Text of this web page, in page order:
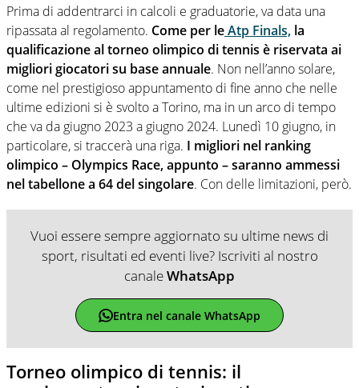
Prima di addentrarci in calcoli e graduatorie, va data una
ripassata al regolamento. Come per leAtp Finals, la
qualificazione al torneo olimpico di tennis è riservata ai
migliori giocatori su base annuale. Non nell’anno solare,
come nel prestigioso appuntamento di fine anno che nelle
ultime edizioni si è svolto a Torino, ma in un arco di tempo
che va da giugno 2023 a giugno 2024. Lunedì 10 giugno, in
particolare, si traccerà una riga. I migliori nel ranking
olimpico – Olympics Race, appunto – saranno ammessi
nel tabellone a 64 del singolare. Con delle limitazioni, però.
Vuoi essere sempre aggiornato su ultime news di
sport, risultati ed eventi live? Iscriviti al nostro
canaleWhatsApp
Entra nel canale WhatsApp
Torneo olimpico di tennis: il